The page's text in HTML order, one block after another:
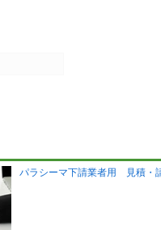
パラシーマ下請業者用 見積・